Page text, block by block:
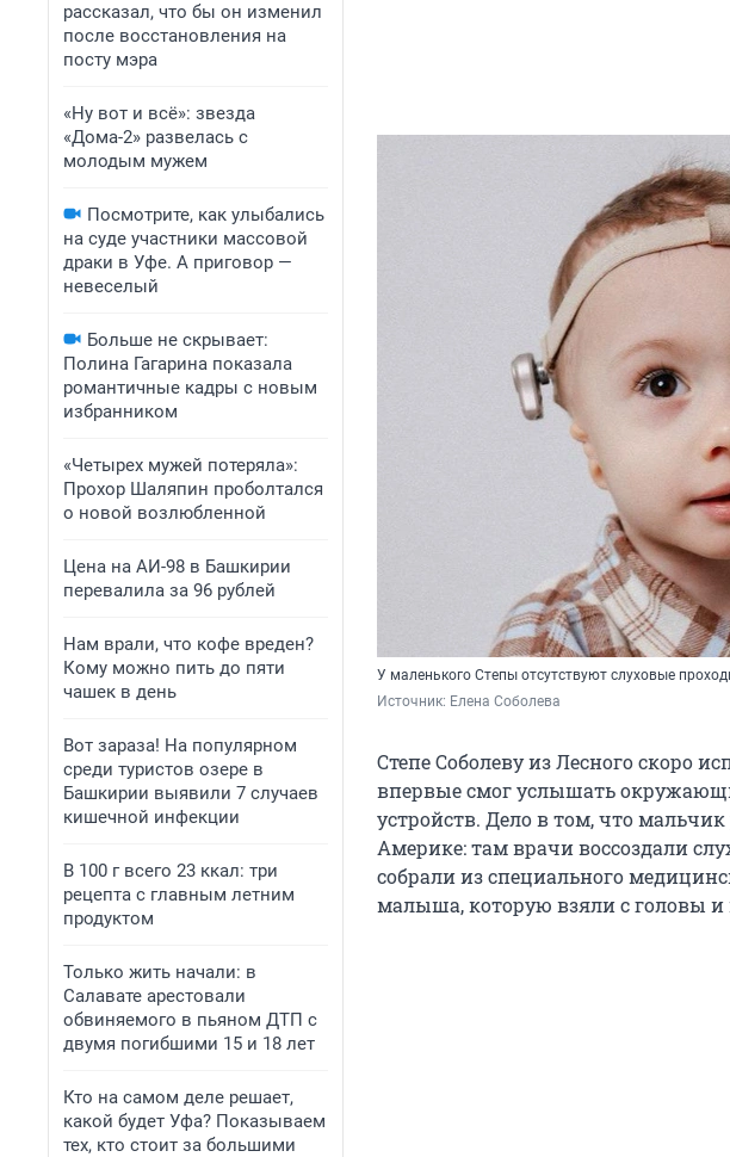
рассказал, что бы он изменил
после восстановления на
посту мэра
«Ну вот и всё»: звезда
«Дома-2» развелась с
молодым мужем
Посмотрите, как улыбались
на суде участники массовой
драки в Уфе. А приговор —
невеселый
Больше не скрывает:
Полина Гагарина показала
романтичные кадры с новым
избранником
«Четырех мужей потеряла»:
Прохор Шаляпин проболтался
о новой возлюбленной
Цена на АИ-98 в Башкирии
перевалила за 96 рублей
Нам врали, что кофе вреден?
Кому можно пить до пяти
чашек в день
Вот зараза! На популярном
среди туристов озере в
Башкирии выявили 7 случаев
кишечной инфекции
В 100 г всего 23 ккал: три
рецепта с главным летним
продуктом
Только жить начали: в
Салавате арестовали
обвиняемого в пьяном ДТП с
двумя погибшими 15 и 18 лет
Кто на самом деле решает,
какой будет Уфа? Показываем
тех, кто стоит за большими
У маленького Степы отсутствуют слуховые
Источник: Елена Соболева
Степе Соболеву из Лесного скоро
впервые смог услышать
устройств. Дело в том, что
Америке: там врачи воссоздали
собрали из специального
малыша, которую взяли с головы и